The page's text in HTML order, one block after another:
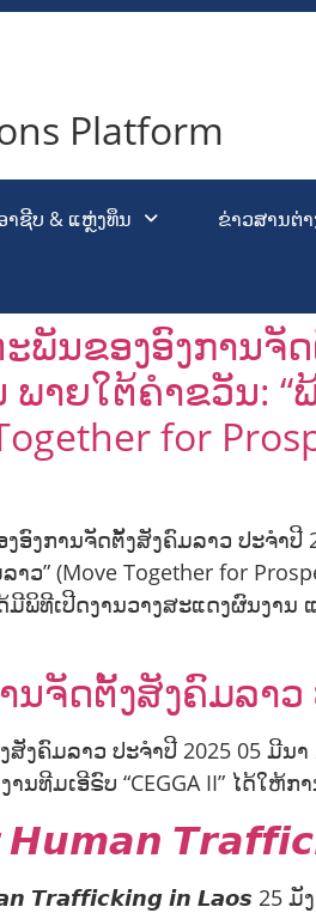
Platform
າຊີບ & ແຫຼ່ງທຶນ ຂ່າວສານຕ່
ພັນຂອງອົງການຈັ
ພາຍໃຕ້ຄຳຂວັນ:
for
ການຈັດຕັ້ງສັງຄົມລາວ ປະຈຳປີ
(Move Together for
ພິທີເປີດງານວາງສະແດງຜົນງານ
ຈັດຕັ້ງສັງຄົມລາວ
ງຄົມລາວ ປະຈຳປີ 2025 05 ມີ
ທີມເອີຣົບ “CEGGA II” ໄດ້ໃ
𝙞𝙣 𝙇𝙖𝙤𝙨 25 ມັງ